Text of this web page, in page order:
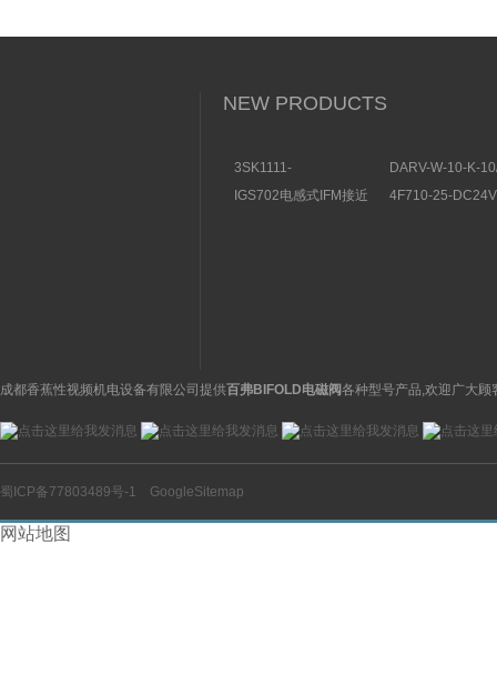
NEW PRODUCTS
3SK1111-
关特点及功能
DARV-W-10-K-
构分析
IGS702电感式IFM接近
4F710-25-
成都香蕉性视频机电设备有限公司提供百弗BIFOLD电磁阀各种型号产品,欢迎广大顾
蜀ICP备77803489号-1 GoogleSitemap
网站地图